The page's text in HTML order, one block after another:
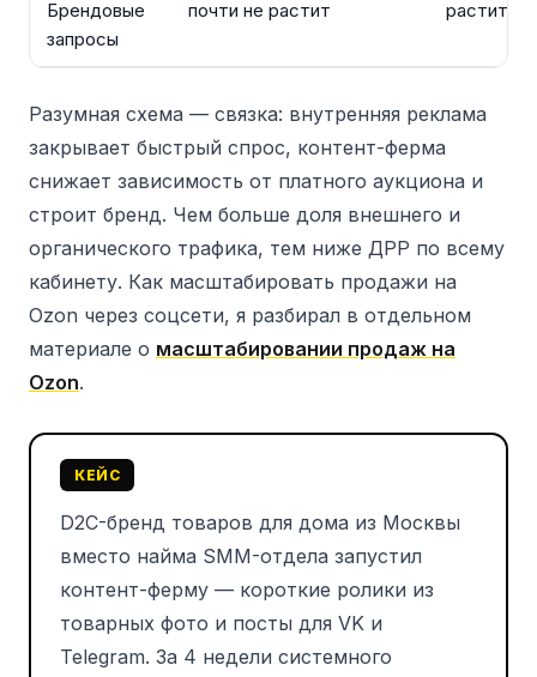
Брендовые
запросы
почти не растит растит
Разумная схема — связка: внутренняя реклама
закрывает быстрый спрос, контент-ферма
снижает зависимость от платного аукциона и
строит бренд. Чем больше доля внешнего и
органического трафика, тем ниже ДРР по всему
кабинету. Как масштабировать продажи на
Ozon через соцсети, я разбирал в отдельном
материале о масштабировании продаж на
Ozon.
КЕЙС
D2C-бренд товаров для дома из Москвы
вместо найма SMM-отдела запустил
контент-ферму — короткие ролики из
товарных фото и посты для VK и
Telegram. За 4 недели системного